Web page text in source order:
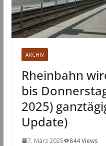
ARCHIV
Rheinbahn
bis
2025)
Update)
7. März 2025
844 Views